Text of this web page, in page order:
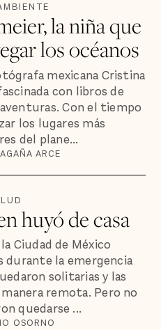
la niña que
los océanos
mexicana Cristina
con libros de
Con el tiempo
los lugares más
del plane...
ARCE
huyó de casa
Ciudad de México
durante la emergencia
solitarias y las
remota. Pero no
quedarse ...
OSORNO